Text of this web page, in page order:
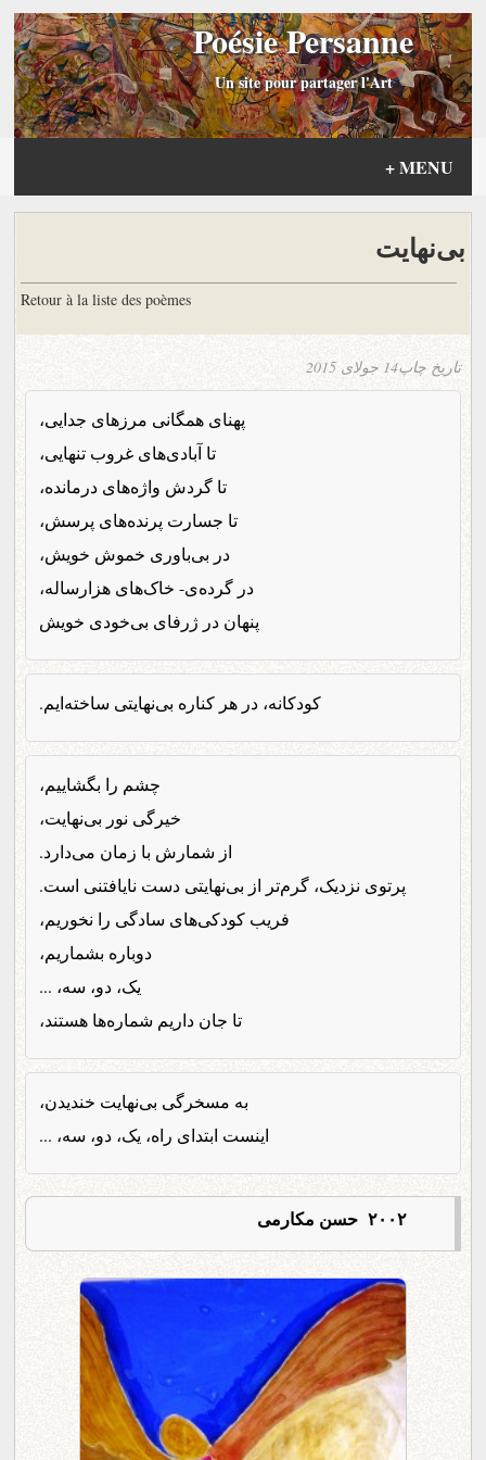
Poésie Persanne
Un site pour partager l'Art
MENU
+
بی‌نهایت
Retour à la liste des poèmes
تاریخ چاپ14 جولای 2015
پهنای همگانی مرزهای جدایی،
تا آبادی‌های غروب تنهایی،
تا گردش واژه‌های درمانده،
تا جسارت پرنده‌های پرسش،
در بی‌باوری خموش خویش،
در گرده‌ی- خاک‌های هزارساله،
پنهان در ژرفای بی‌خودی خویش
کودکانه، در هر کناره بی‌نهایتی ساخته‌ایم.
چشم را بگشاییم،
خیرگی نور بی‌نهایت،
از شمارش با زمان می‌دارد.
پرتوی نزدیک، گرم‌تر از بی‌نهایتی دست نایافتنی است.
فریب کودکی‌های سادگی را نخوریم،
دوباره بشماریم،
یک، دو، سه، ...
تا جان داریم شماره‌ها هستند،
به مسخرگی بی‌نهایت خندیدن،
اینست ابتدای راه، یک، دو، سه، ...
۲۰۰۲ حسن مکارمی